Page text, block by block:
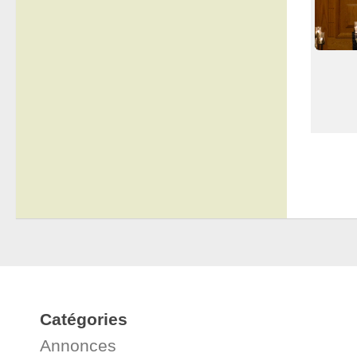
Catégories
Annonces